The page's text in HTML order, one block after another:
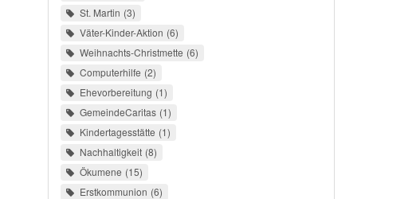
St. Martin 3
Väter-Kinder-Aktion 6
Weihnachts-Christmette 6
Computerhilfe 2
Ehevorbereitung 1
GemeindeCaritas 1
Kindertagesstätte 1
Nachhaltigkeit 8
Ökumene 15
Erstkommunion 6